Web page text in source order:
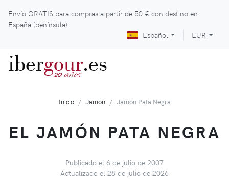
Envío GRATIS para compras a partir de 50 € con destino en
España (península)
Español
EUR
ibergour
20 años .es
Inicio Jamón Jamón Pata Negra
EL JAMÓN PATA NEGRA
Publicado el 6 de julio de 2007
Actualizado el 28 de julio de 2026